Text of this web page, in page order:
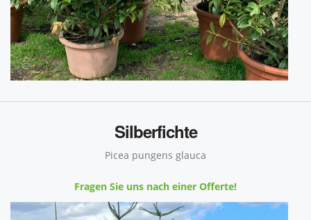
Silberfichte
Picea pungens glauca
Fragen Sie uns nach einer Offerte!